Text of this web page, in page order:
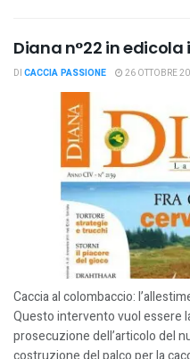
Diana n°22 in edicola
DI CACCIA PASSIONE 26 OTTOBRE
Caccia al colombaccio:
Questo intervento vuol essere
prosecuzione dell’articolo del